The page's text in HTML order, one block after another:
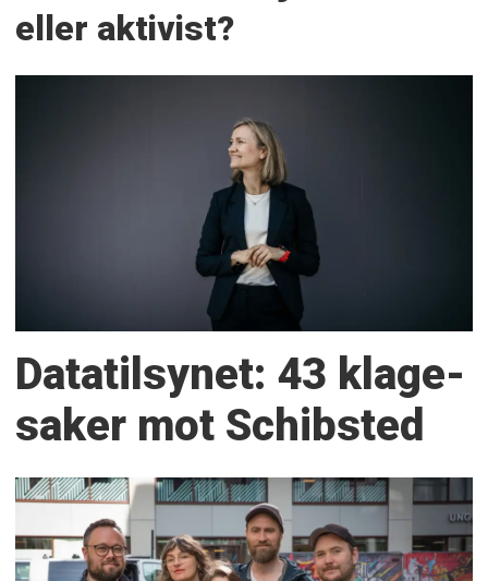
eller aktivist?
Datatilsynet: 43 klage­
saker mot Schibsted